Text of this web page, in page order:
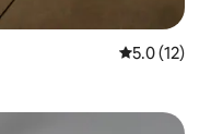
Ukadiriaji
5.0 (12)